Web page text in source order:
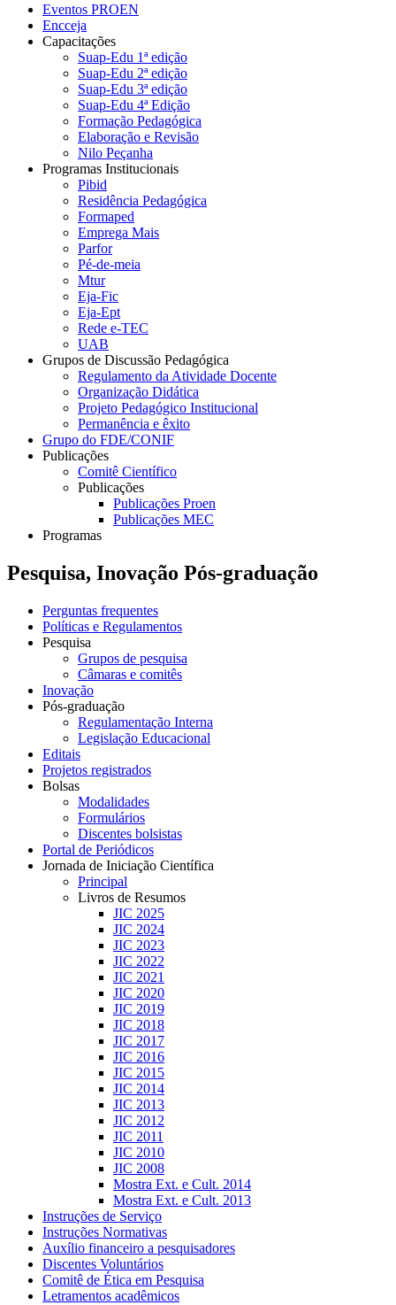
Eventos PROEN
Encceja
Capacitações
Suap-Edu 1ª edição
Suap-Edu 2ª edição
Suap-Edu 3ª edição
Suap-Edu 4ª Edição
Formação Pedagógica
Elaboração e Revisão
Nilo Peçanha
Programas Institucionais
Pibid
Residência Pedagógica
Formaped
Emprega Mais
Parfor
Pé-de-meia
Mtur
Eja-Fic
Eja-Ept
Rede e-TEC
UAB
Grupos de Discussão Pedagógica
Regulamento da Atividade Docente
Organização Didática
Projeto Pedagógico Institucional
Permanência e êxito
Grupo do FDE/CONIF
Publicações
Comitê Científico
Publicações
Publicações Proen
Publicações MEC
Programas
Pesquisa, Inovação Pós-graduação
Perguntas frequentes
Políticas e Regulamentos
Pesquisa
Grupos de pesquisa
Câmaras e comitês
Inovação
Pós-graduação
Regulamentação Interna
Legislação Educacional
Editais
Projetos registrados
Bolsas
Modalidades
Formulários
Discentes bolsistas
Portal de Periódicos
Jornada de Iniciação Científica
Principal
Livros de Resumos
JIC 2025
JIC 2024
JIC 2023
JIC 2022
JIC 2021
JIC 2020
JIC 2019
JIC 2018
JIC 2017
JIC 2016
JIC 2015
JIC 2014
JIC 2013
JIC 2012
JIC 2011
JIC 2010
JIC 2008
Mostra Ext. e Cult. 2014
Mostra Ext. e Cult. 2013
Instruções de Serviço
Instruções Normativas
Auxílio financeiro a pesquisadores
Discentes Voluntários
Comitê de Ética em Pesquisa
Letramentos acadêmicos